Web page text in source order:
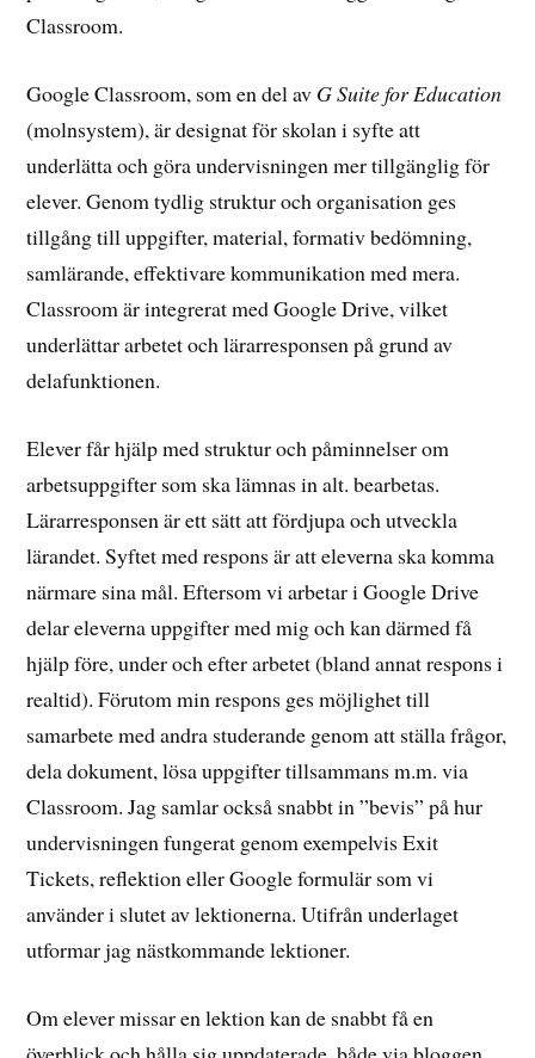
Classroom.
Google Classroom, som en del av G Suite for Education
(molnsystem), är designat för skolan i syfte att
underlätta och göra undervisningen mer tillgänglig för
elever. Genom tydlig struktur och organisation ges
tillgång till uppgifter, material, formativ bedömning,
samlärande, effektivare kommunikation med mera.
Classroom är integrerat med Google Drive, vilket
underlättar arbetet och lärarresponsen på grund av
delafunktionen.
Elever får hjälp med struktur och påminnelser om
arbetsuppgifter som ska lämnas in alt. bearbetas.
Lärarresponsen är ett sätt att fördjupa och utveckla
lärandet. Syftet med respons är att eleverna ska komma
närmare sina mål. Eftersom vi arbetar i Google Drive
delar eleverna uppgifter med mig och kan därmed få
hjälp före, under och efter arbetet (bland annat respons i
realtid). Förutom min respons ges möjlighet till
samarbete med andra studerande genom att ställa frågor,
dela dokument, lösa uppgifter tillsammans m.m. via
Classroom. Jag samlar också snabbt in ”bevis” på hur
undervisningen fungerat genom exempelvis Exit
Tickets, reflektion eller Google formulär som vi
använder i slutet av lektionerna. Utifrån underlaget
utformar jag nästkommande lektioner.
Om elever missar en lektion kan de snabbt få en